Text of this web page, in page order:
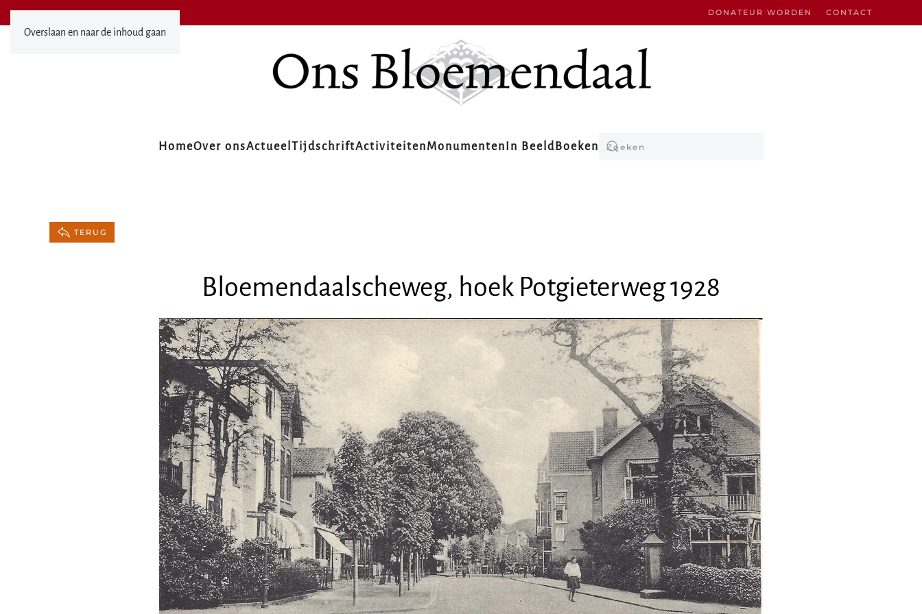
Overslaan en naar de inhoud gaan
DONATEUR WORDEN CONTACT
HomeOver onsActueel TijdschriftActiviteitenMonumenten In Beeld Boeken
TERUG
Bloemendaalscheweg, hoek Potgieterweg 1928